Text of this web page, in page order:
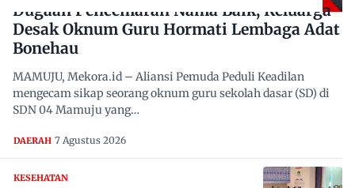
Dugaan Pencemaran Nama Baik, Keluarga
Desak Oknum Guru Hormati Lembaga Adat
Bonehau
MAMUJU, Mekora.id – Aliansi Pemuda Peduli Keadilan
mengecam sikap seorang oknum guru sekolah dasar (SD) di
SDN 04 Mamuju yang…
DAERAH 7 Agustus 2026
KESEHATAN